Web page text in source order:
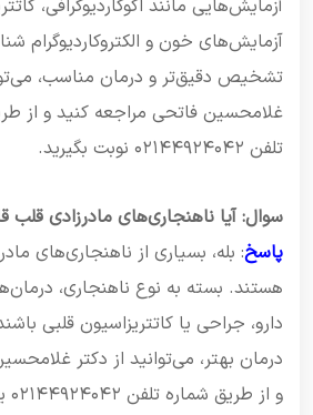
آزمایش‌هایی مانند اکوکاردیوگرافی،
آزمایش‌های خون و الکتروکاردیوگرام
تشخیص دقیق‌تر و درمان مناسب،
غلامحسین فاتحی مراجعه کنید و از
تلفن ۰۲۱۴۴۹۲۴۰۴۲ نوبت بگیرید.
سوال: آیا ناهنجاری‌های مادرزادی قلب
پاسخ: بله، بسیاری از ناهنجاری‌های
هستند. بسته به نوع ناهنجاری،
دارو، جراحی یا کاتتریزاسیون قلبی
درمان بهتر، می‌توانید از دکتر